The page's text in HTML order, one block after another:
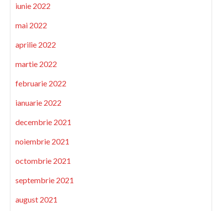
iunie 2022
mai 2022
aprilie 2022
martie 2022
februarie 2022
ianuarie 2022
decembrie 2021
noiembrie 2021
octombrie 2021
septembrie 2021
august 2021